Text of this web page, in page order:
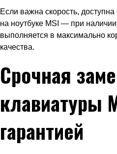
Если важна скорость,
на ноутбуке MSI — при
выполняется в максимально
качества.
Срочная
клавиатуры
гарантией